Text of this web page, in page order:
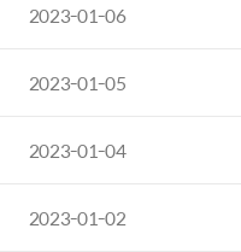
2023-01-06
2023-01-05
2023-01-04
2023-01-02